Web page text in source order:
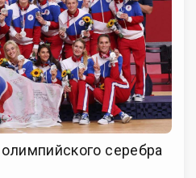
серебра